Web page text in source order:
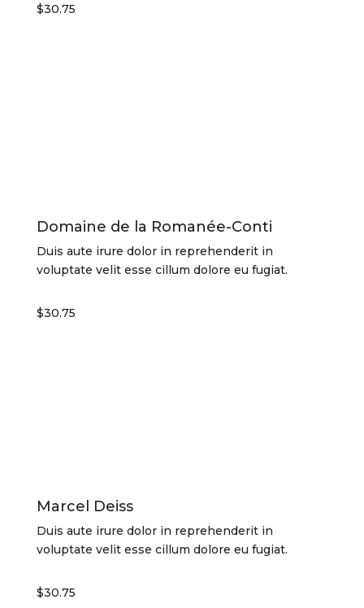
$30.75
Domaine de la Romanée-Conti
Duis aute irure dolor in reprehenderit in
voluptate velit esse cillum dolore eu fugiat.
$30.75
Marcel Deiss
Duis aute irure dolor in reprehenderit in
voluptate velit esse cillum dolore eu fugiat.
$30.75